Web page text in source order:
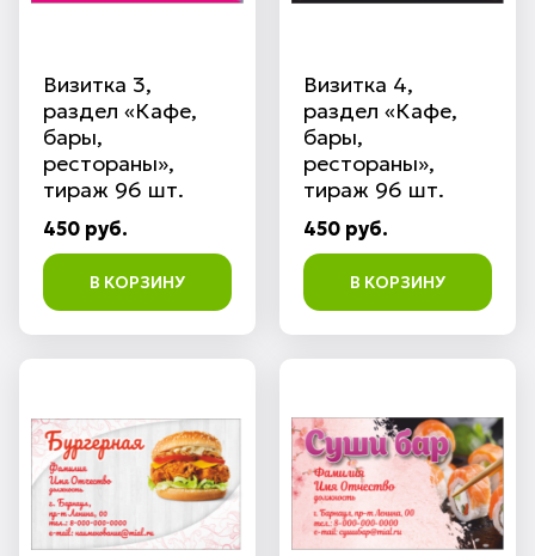
Визитка 3,
раздел «Кафе,
бары,
рестораны»,
тираж 96 шт.
450 руб.
В КОРЗИНУ
Визитка 4,
раздел «Кафе,
бары,
рестораны»,
тираж 96 шт.
450 руб.
В КОРЗИНУ